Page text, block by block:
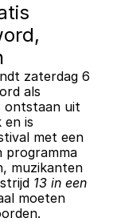
zaterdag 6
als
ontstaan uit
en is
met een
programma
muzikanten
13 in een
moeten